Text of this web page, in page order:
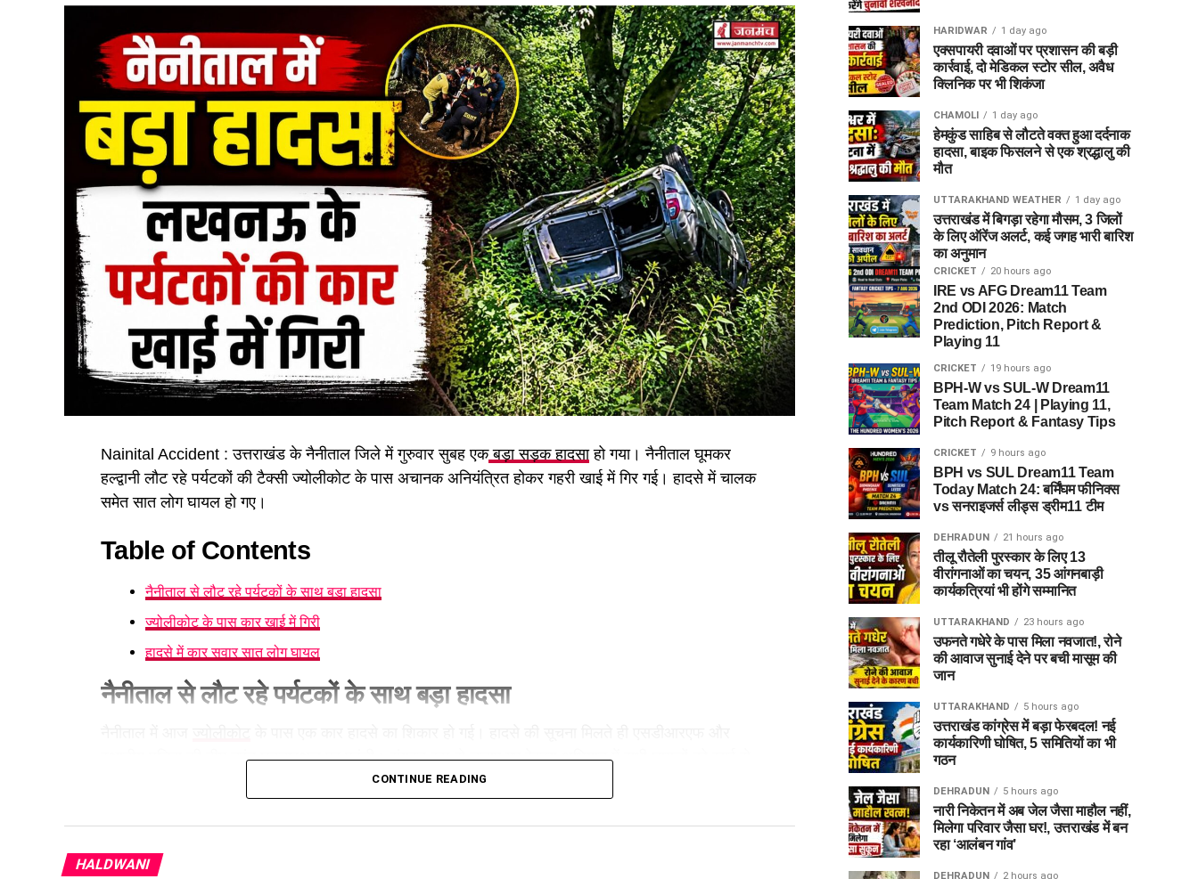
Nainital Accident : उत्तराखंड के नैनीताल जिले में गुरुवार सुबह एकबड़ा सड़क हादसाहो गया। नैनीताल घूमकर
हल्द्वानी लौट रहे पर्यटकों की टैक्सी ज्योलीकोट के पास अचानक अनियंत्रित होकर गहरी खाई में गिर गई। हादसे में चालक
समेत सात लोग घायल हो गए।
Table of Contents
नैनीताल से लौट रहे पर्यटकों के साथ बड़ा हादसा
ज्योलीकोट के पास कार खाई में गिरी
हादसे में कार सवार सात लोग घायल
नैनीताल से लौट रहे पर्यटकों के साथ बड़ा हादसा
स्थानीय पुलिस की टीम तुरंत घटनास्थल पर पहुंची। संयुक्त रूप से चलाए गए रेस्क्यू अभियान में सभी घायलों को खाई से
सुरक्षित बाहर निकालकर उपचार के लिए अस्पताल भेजा गया।
ज्योलीकोट के पास कार खाई में गिरी
प्रारंभिक जानकारी के अनुसार, पर्यटक नैनीताल भ्रमण के बाद टैक्सी से हल्द्वानी की ओर लौट रहे थे। इसी दौरान
CONTINUE READING
HALDWANI
HARIDWAR 1 day ago
एक्सपायरी दवाओं पर प्रशासन की बड़ी
कार्रवाई, दो मेडिकल स्टोर सील, अवैध
क्लिनिक पर भी शिकंजा
CHAMOLI 1 day ago
हेमकुंड साहिब से लौटते वक्त हुआ दर्दनाक
हादसा, बाइक फिसलने से एक श्रद्धालु की
मौत
UTTARAKHAND WEATHER 1 day ago
उत्तराखंड में बिगड़ा रहेगा मौसम, 3 जिलों
के लिए ऑरेंज अलर्ट, कई जगह भारी बारिश
का अनुमान
CRICKET 20 hours ago
IRE vs AFG Dream11 Team
2nd ODI 2026: Match
Prediction, Pitch Report &
Playing 11
CRICKET 19 hours ago
BPH-W vs SUL-W Dream11
Team Match 24 | Playing 11,
Pitch Report & Fantasy Tips
CRICKET 9 hours ago
BPH vs SUL Dream11 Team
Today Match 24: बर्मिंघम फीनिक्स
vs सनराइजर्स लीड्स ड्रीम11 टीम
DEHRADUN 21 hours ago
तीलू रौतेली पुरस्कार के लिए 13
वीरांगनाओं का चयन, 35 आंगनबाड़ी
कार्यकत्रियां भी होंगे सम्मानित
UTTARAKHAND 23 hours ago
उफनते गधेरे के पास मिला नवजात!, रोने
की आवाज सुनाई देने पर बची मासूम की
जान
UTTARAKHAND 5 hours ago
उत्तराखंड कांग्रेस में बड़ा फेरबदल! नई
कार्यकारिणी घोषित, 5 समितियों का भी
गठन
DEHRADUN 5 hours ago
नारी निकेतन में अब जेल जैसा माहौल नहीं,
मिलेगा परिवार जैसा घर!, उत्तराखंड में बन
रहा ‘आलंबन गांव’
DEHRADUN 2 hours ago